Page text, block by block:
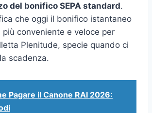
del bonifico SEPA standard.
che oggi il bonifico istantaneo
conveniente e veloce per
Plenitude, specie quando ci
scadenza.
Pagare il Canone RAI 2026: